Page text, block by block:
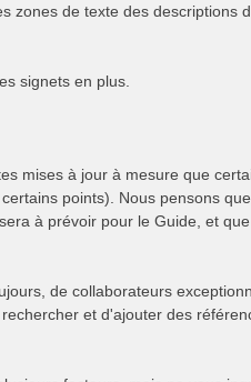
zones de texte des descriptions
signets en plus.
mises à jour à mesure que
points). Nous pensons
à prévoir pour le Guide, et
de collaborateurs
et d'ajouter des